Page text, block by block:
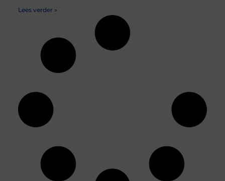
Lees verder »